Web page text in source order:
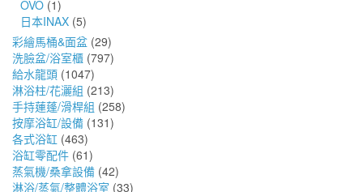
OVO (1)
日本INAX (5)
彩繪馬桶&面盆 (29)
洗臉盆/浴室櫃 (797)
給水龍頭 (1047)
淋浴柱/花灑組 (213)
手持蓮蓬/滑桿組 (258)
按摩浴缸/設備 (131)
各式浴缸 (463)
浴缸零配件 (61)
蒸氣機/桑拿設備 (42)
淋浴/蒸氣/整體浴室 (33)